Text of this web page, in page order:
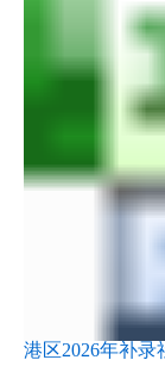
港区2026年补